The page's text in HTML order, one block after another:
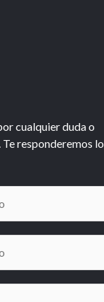
cualquier duda o
responderemos lo